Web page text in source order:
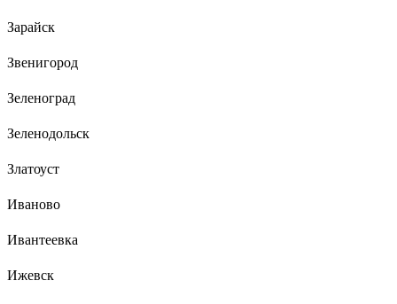
Зарайск
Звенигород
Зеленоград
Зеленодольск
Златоуст
Иваново
Ивантеевка
Ижевск